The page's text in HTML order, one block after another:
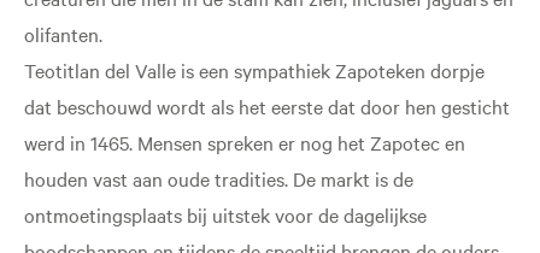
olifanten.
Teotitlan del Valle is een sympathiek Zapoteken dorpje
dat beschouwd wordt als het eerste dat door hen gesticht
werd in 1465. Mensen spreken er nog het Zapotec en
houden vast aan oude tradities. De markt is de
ontmoetingsplaats bij uitstek voor de dagelijkse